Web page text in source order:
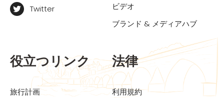
Twitter
ビデオ
ブランド & メディアハブ
役立つリンク
旅行計画
法律
利用規約